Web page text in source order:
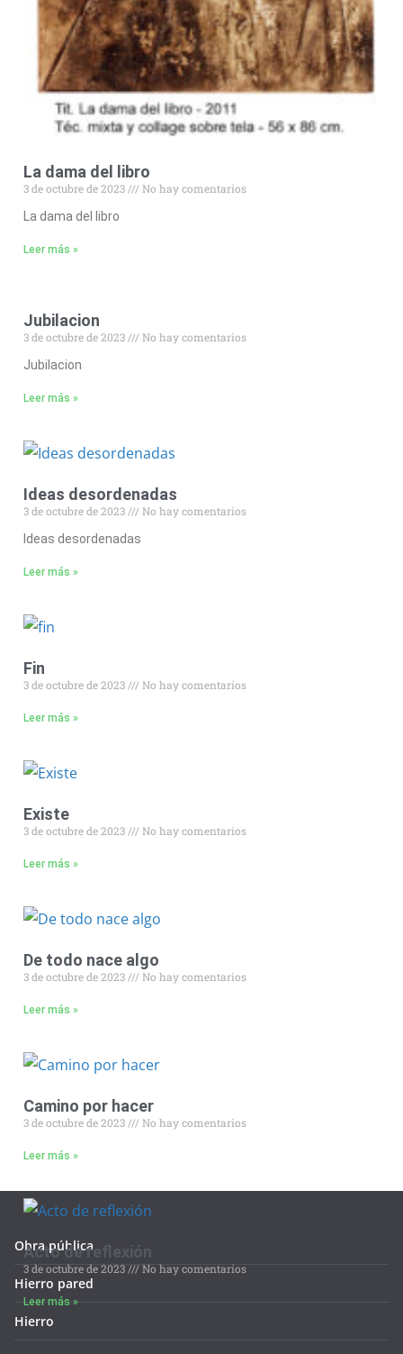
La dama del libro
3 de octubre de 2023
No hay comentarios
La dama del libro
Leer más »
Jubilacion
3 de octubre de 2023
No hay comentarios
Jubilacion
Leer más »
Ideas desordenadas
3 de octubre de 2023
No hay comentarios
Ideas desordenadas
Leer más »
Fin
3 de octubre de 2023 No hay comentarios
Leer más »
Existe
3 de octubre de 2023 No hay comentarios
Leer más »
De todo nace algo
3 de octubre de 2023 No hay comentarios
Leer más »
Camino por hacer
3 de octubre de 2023 No hay comentarios
Leer más »
Acto de reflexión
3 de octubre de 2023 No hay comentarios
Leer más »
Obra pública
Hierro pared
Hierro